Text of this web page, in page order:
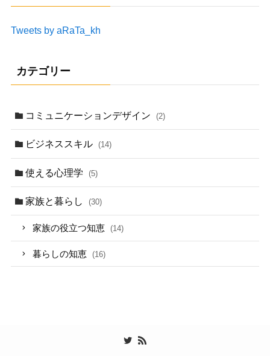
Tweets by aRaTa_kh
カテゴリー
コミュニケーションデザイン (2)
ビジネススキル (14)
使える心理学 (5)
家族と暮らし (30)
家族の役立つ知恵 (14)
暮らしの知恵 (16)